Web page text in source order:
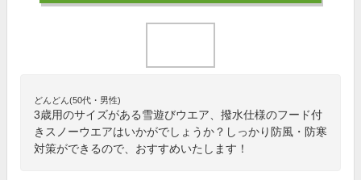
どんどん(50代・男性)
3歳用のサイズがある雪遊びウエア、撥水仕様のフード付
きスノーウエアはいかがでしょうか？しっかり防風・防寒
対策ができるので、おすすめいたします！